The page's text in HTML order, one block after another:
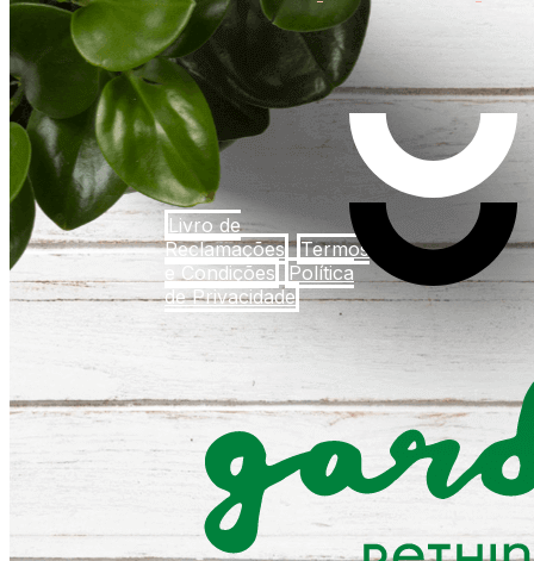
Livro de
Reclamações
Termos
e Condições
Política
de Privacidade